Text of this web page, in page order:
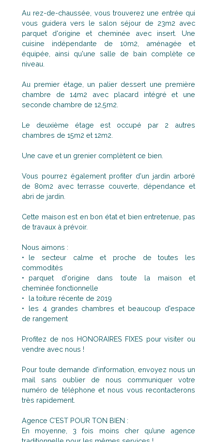
Au rez-de-chaussée, vous trouverez une entrée qui
vous guidera vers le salon séjour de 23m2 avec
parquet d'origine et cheminée avec insert. Une
cuisine indépendante de 10m2, aménagée et
équipée, ainsi qu'une salle de bain complète ce
niveau.
Au premier étage, un palier dessert une première
chambre de 14m2 avec placard intégré et une
seconde chambre de 12,5m2.
Le deuxième étage est occupé par 2 autres
chambres de 15m2 et 12m2.
Une cave et un grenier complètent ce bien.
Vous pourrez également profiter d'un jardin arboré
de 80m2 avec terrasse couverte, dépendance et
abri de jardin.
Cette maison est en bon état et bien entretenue, pas
de travaux à prévoir.
Nous aimons :
le secteur calme et proche de toutes les
commodités
parquet d'origine dans toute la maison et
cheminée fonctionnelle
la toiture récente de 2019
les 4 grandes chambres et beaucoup d'espace
de rangement
Profitez de nos HONORAIRES FIXES pour visiter ou
vendre avec nous !
Pour toute demande d'information, envoyez nous un
mail sans oublier de nous communiquer votre
numéro de téléphone et nous vous recontacterons
très rapidement.
Agence C'EST POUR TON BIEN :
En moyenne, 3 fois moins cher qu’une agence